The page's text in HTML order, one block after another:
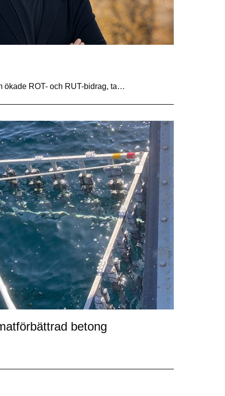
ökade ROT- och RUT-bidrag, ta…
betong